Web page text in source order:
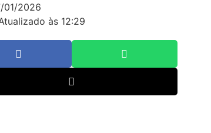
01/2026
às 12:29